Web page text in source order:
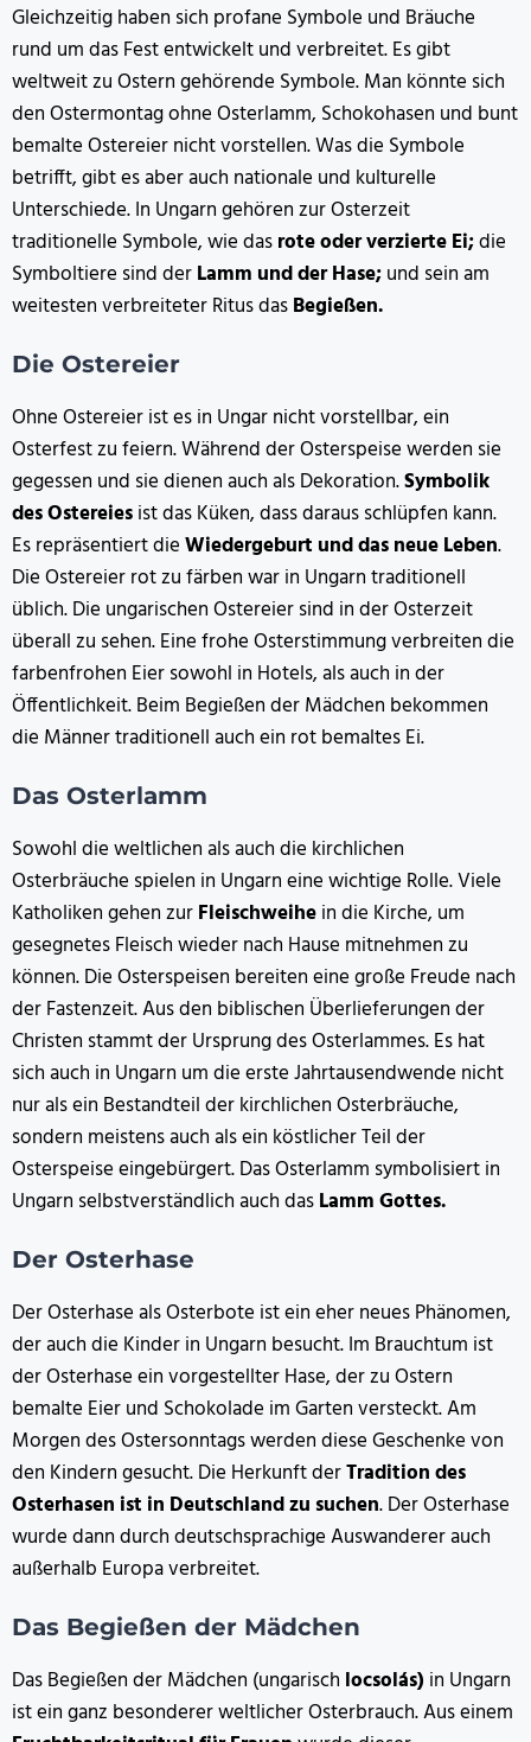
Gleichzeitig haben sich profane Symbole und Bräuche
rund um das Fest entwickelt und verbreitet. Es gibt
weltweit zu Ostern gehörende Symbole. Man könnte sich
den Ostermontag ohne Osterlamm, Schokohasen und bunt
bemalte Ostereier nicht vorstellen. Was die Symbole
betrifft, gibt es aber auch nationale und kulturelle
Unterschiede. In Ungarn gehören zur Osterzeit
traditionelle Symbole, wie dasrote oder verzierte Ei;die
Symboltiere sind derLamm und der Hase;und sein am
weitesten verbreiteter Ritus dasBegießen.
Die Ostereier
Ohne Ostereier ist es in Ungar nicht vorstellbar, ein
Osterfest zu feiern. Während der Osterspeise werden sie
gegessen und sie dienen auch als Dekoration.Symbolik
des Ostereiesist das Küken, dass daraus schlüpfen kann.
Es repräsentiert dieWiedergeburt und das neue Leben.
Die Ostereier rot zu färben war in Ungarn traditionell
üblich. Die ungarischen Ostereier sind in der Osterzeit
überall zu sehen. Eine frohe Osterstimmung verbreiten die
farbenfrohen Eier sowohl in Hotels, als auch in der
Öffentlichkeit. Beim Begießen der Mädchen bekommen
die Männer traditionell auch ein rot bemaltes Ei.
Das Osterlamm
Sowohl die weltlichen als auch die kirchlichen
Osterbräuche spielen in Ungarn eine wichtige Rolle. Viele
Katholiken gehen zurFleischweihein die Kirche, um
gesegnetes Fleisch wieder nach Hause mitnehmen zu
können. Die Osterspeisen bereiten eine große Freude nach
der Fastenzeit. Aus den biblischen Überlieferungen der
Christen stammt der Ursprung des Osterlammes. Es hat
sich auch in Ungarn um die erste Jahrtausendwende nicht
nur als ein Bestandteil der kirchlichen Osterbräuche,
sondern meistens auch als ein köstlicher Teil der
Osterspeise eingebürgert. Das Osterlamm symbolisiert in
Ungarn selbstverständlich auch dasLamm Gottes.
Der Osterhase
Der Osterhase als Osterbote ist ein eher neues Phänomen,
der auch die Kinder in Ungarn besucht. Im Brauchtum ist
der Osterhase ein vorgestellter Hase, der zu Ostern
bemalte Eier und Schokolade im Garten versteckt. Am
Morgen des Ostersonntags werden diese Geschenke von
den Kindern gesucht. Die Herkunft derTradition des
Osterhasen ist in Deutschland zu suchen. Der Osterhase
wurde dann durch deutschsprachige Auswanderer auch
außerhalb Europa verbreitet.
Das Begießen der Mädchen
Das Begießen der Mädchen (ungarisch locsolás) in Ungarn
ist ein ganz besonderer weltlicher Osterbrauch. Aus einem